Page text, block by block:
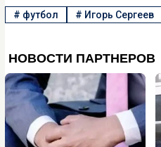
# футбол # Игорь Сергеев